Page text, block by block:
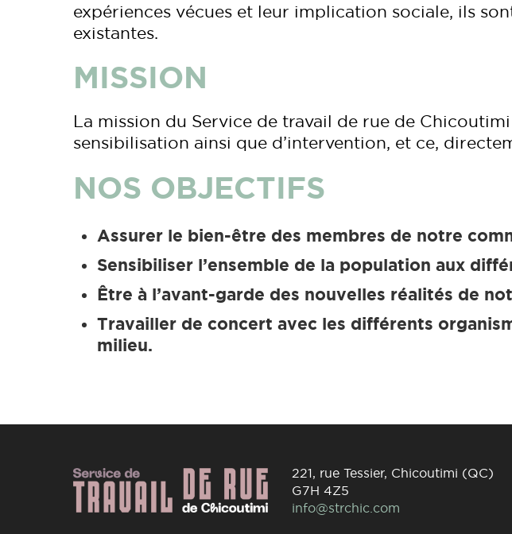
expériences vécues et leur implication sociale, ils
existantes.
MISSION
La mission du Service de travail de rue de
sensibilisation ainsi que d’intervention, et ce,
NOS OBJECTIFS
Assurer le bien-être des membres de notre
Sensibiliser l’ensemble de la population aux
Être à l’avant-garde des nouvelles réalités de
Travailler de concert avec les différents
milieu.
221, rue Tessier, Chicoutimi (QC)
G7H 4Z5
info@strchic.com